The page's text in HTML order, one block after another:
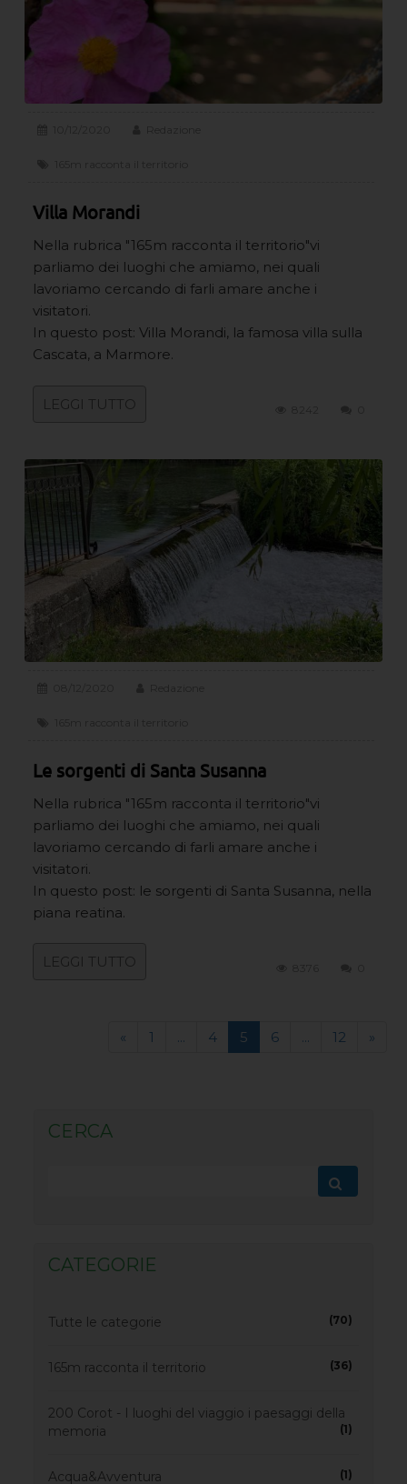
Villa Morandi
Nella rubrica "165m racconta il territorio"vi
parliamo dei luoghi che amiamo, nei quali
lavoriamo cercando di farli amare anche i
visitatori.
In questo post: Villa Morandi, la famosa villa sulla
Cascata, a Marmore.
LEGGI TUTTO
Le sorgenti di Santa Susanna
Nella rubrica "165m racconta il territorio"vi
parliamo dei luoghi che amiamo, nei quali
lavoriamo cercando di farli amare anche i
visitatori.
In questo post: le sorgenti di Santa Susanna, nella
piana reatina.
LEGGI TUTTO
« 1 ... 4 5 6 ... 12 »
CERCA
CATEGORIE
Tutte le categorie (70)
165m racconta il territorio (36)
200 Corot - I luoghi del viaggio i paesaggi della
memoria
(1)
Acqua&Avventura (1)